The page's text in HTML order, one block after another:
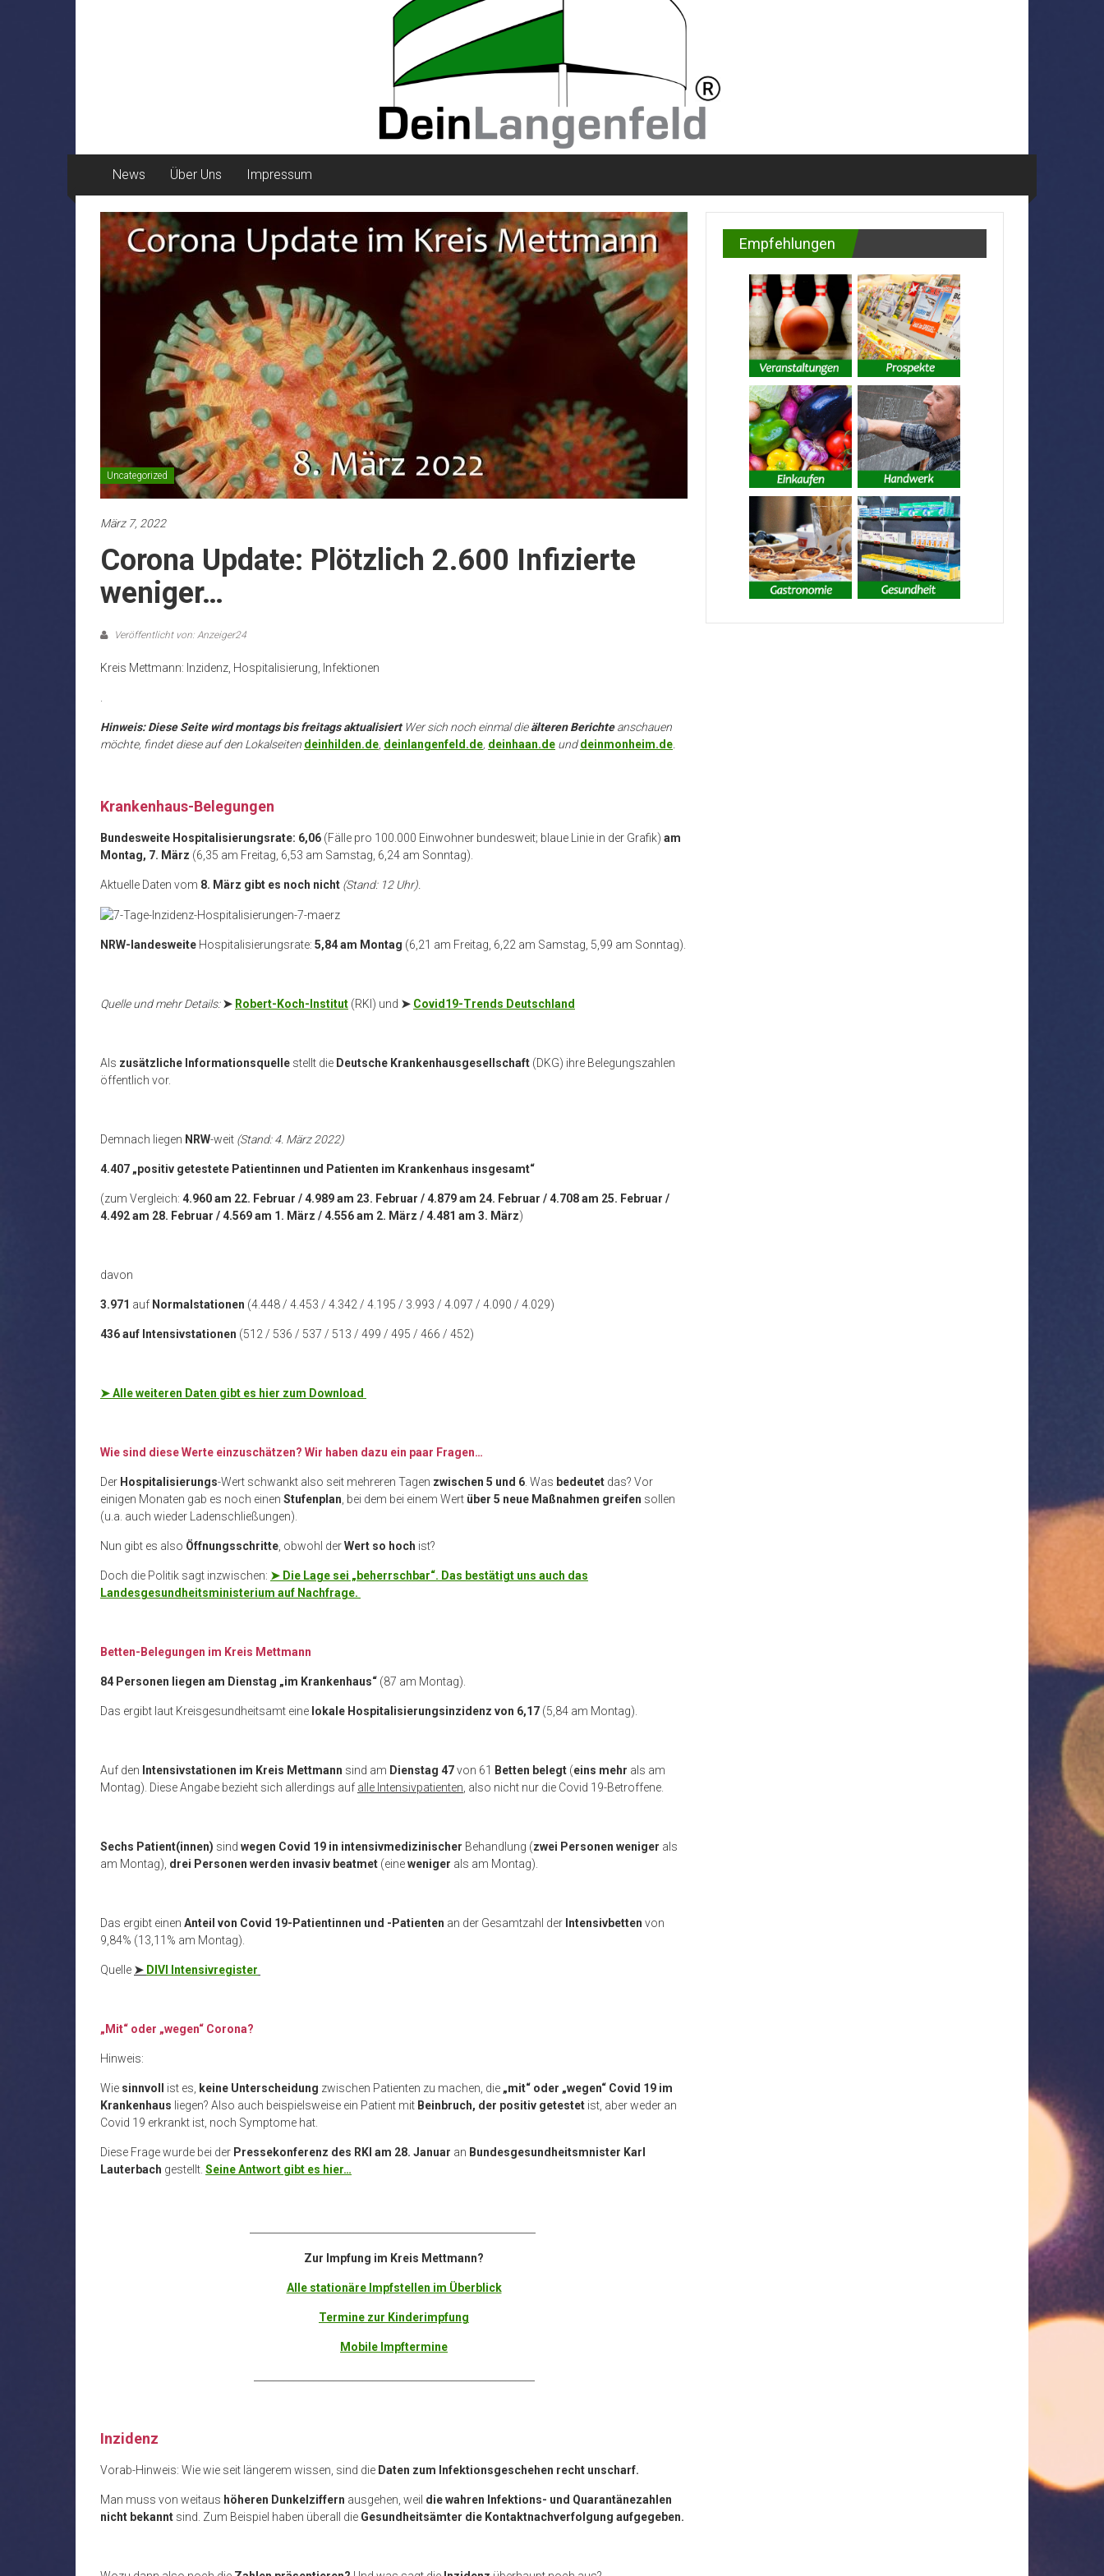
News Über Uns Impressum
Uncategorized
März 7, 2022
Corona Update: Plötzlich 2.600 Infizierte
weniger…
Veröffentlicht von: Anzeiger24
Kreis Mettmann: Inzidenz, Hospitalisierung, Infektionen
Hinweis: Diese Seite wird montags bis freitags aktualisiert Wer sich noch einmal dieälteren Berichteanschauen
möchte, findet diese auf den Lokalseiten deinhilden.de deinlangenfeld.de, deinhaan.de unddeinmonheim.de
Krankenhaus-Belegungen
Bundesweite Hospitalisierungsrate: 6,06 (Fälle pro 100.000 Einwohner bundesweit; blaue Linie in der Grafik) am
Montag, 7. März (6,35 am Freitag, 6,53 am Samstag, 6,24 am Sonntag).
Aktuelle Daten vom 8. März gibt es noch nicht (Stand: 12 Uhr).
NRW-landesweite Hospitalisierungsrate: 5,84 am Montag (6,21 am Freitag, 6,22 am Samstag, 5,99 am Sonntag).
Quelle und mehr Details:➤ Robert-Koch-Institut (RKI) und ➤ Covid19-Trends Deutschland
Als zusätzliche Informationsquelle stellt die Deutsche Krankenhausgesellschaft (DKG) ihre Belegungszahlen
öffentlich vor.
Demnach liegen NRW-weit (Stand: 4. März 2022)
4.407 „positiv getestete Patientinnen und Patienten im Krankenhaus insgesamt“
(zum Vergleich: 4.960 am 22. Februar / 4.989 am 23. Februar / 4.879 am 24. Februar / 4.708 am 25. Februar /
4.492 am 28. Februar / 4.569 am 1. März / 4.556 am 2. März / 4.481 am 3. März)
davon
3.971 auf Normalstationen (4.448 / 4.453 / 4.342 / 4.195 / 3.993 / 4.097 / 4.090 / 4.029)
436 auf Intensivstationen (512 / 536 / 537 / 513 / 499 / 495 / 466 / 452)
➤Alle weiteren Daten gibt es hier zum Download
Wie sind diese Werte einzuschätzen? Wir haben dazu ein paar Fragen…
Der Hospitalisierungs-Wert schwankt also seit mehreren Tagen zwischen 5 und 6 . Was bedeutet das? Vor
einigen Monaten gab es noch einen Stufenplan , bei dem bei einem Wert über 5 neue Maßnahmen greifen sollen
(u.a. auch wieder Ladenschließungen).
Nun gibt es also Öffnungsschritte , obwohl derWert so hoch ist?
Doch die Politik sagt inzwischen: ➤ Die Lage sei „beherrschbar“. Das bestätigt uns auch das
Landesgesundheitsministerium auf Nachfrage.
Betten-Belegungen im Kreis Mettmann
84 Personen liegen am Dienstag „im Krankenhaus“ (87 am Montag).
Das ergibt laut Kreisgesundheitsamt eine lokale Hospitalisierungsinzidenz von 6,17 (5,84 am Montag).
Auf den Intensivstationen im Kreis Mettmann sind am Dienstag 47von 61 Betten belegt (eins mehr als am
Montag). Diese Angabe bezieht sich allerdings auf alle Intensivpatienten , also nicht nur die Covid 19-Betroffene.
Sechs Patient(innen) sind wegen Covid 19 in intensivmedizinischer Behandlung (zwei Personen weniger als
am Montag), drei Personen werden invasiv beatmet (eineweniger als am Montag).
Das ergibt einen Anteil von Covid 19-Patientinnen und -Patienten an der Gesamtzahl der Intensivbetten von
9,84% (13,11% am Montag).
Quelle ➤ DIVI Intensivregister
„Mit“ oder „wegen“ Corona?
Hinweis:
Wie sinnvoll ist es, keine Unterscheidung zwischen Patienten zu machen, die „mit“ oder „wegen“ Covid 19 im
Krankenhaus liegen? Also auch beispielsweise ein Patient mit Beinbruch, der positiv getestet ist, aber weder an
Covid 19 erkrankt ist, noch Symptome hat.
Diese Frage wurde bei der Pressekonferenz des RKI am 28. Januar an Bundesgesundheitsmnister Karl
Lauterbach gestellt. Seine Antwort gibt es hier…
Zur Impfung im Kreis Mettmann?
Alle stationäre Impfstellen im Überblick
Termine zur Kinderimpfung
Mobile Impftermine
Inzidenz
Vorab-Hinweis: Wie wie seit längerem wissen, sind die Daten zum Infektionsgeschehen recht unscharf.
Man muss von weitaus höheren Dunkelziffern ausgehen, weil die wahren Infektions- und Quarantänezahlen
nicht bekannt sind. Zum Beispiel haben überall die Gesundheitsämter die Kontaktnachverfolgung aufgegeben.
Empfehlungen